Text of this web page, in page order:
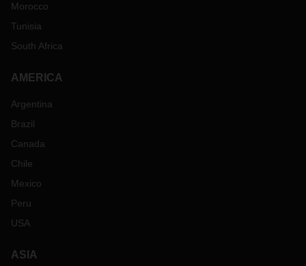
Morocco
Tunisia
South Africa
AMERICA
Argentina
Brazil
Canada
Chile
Mexico
Peru
USA
ASIA